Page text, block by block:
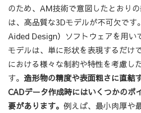
のため、AM技術で意図したとおり
は、高品質な3Dモデルが不可欠で
Aided Design）ソフトウェアを用い
モデルは、単に形状を表現するだけ
における様々な制約や特性を考慮し
す。 造形物の精度や表面粗さに直結
CADデータ作成時にはいくつかのポ
要があります。 例えば、最小肉厚や